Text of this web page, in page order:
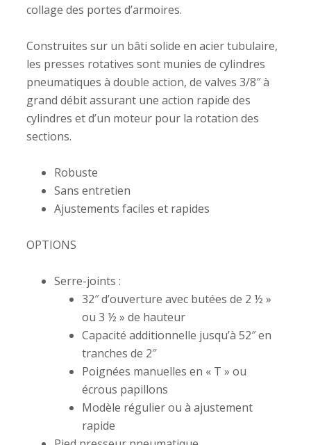
collage des portes d’armoires.
Construites sur un bâti solide en acier tubulaire,
les presses rotatives sont munies de cylindres
pneumatiques à double action, de valves 3/8″ à
grand débit assurant une action rapide des
cylindres et d’un moteur pour la rotation des
sections.
Robuste
Sans entretien
Ajustements faciles et rapides
OPTIONS
Serre-joints :
32″ d’ouverture avec butées de 2 ½ »
ou 3 ½ » de hauteur
Capacité additionnelle jusqu’à 52″ en
tranches de 2″
Poignées manuelles en « T » ou
écrous papillons
Modèle régulier ou à ajustement
rapide